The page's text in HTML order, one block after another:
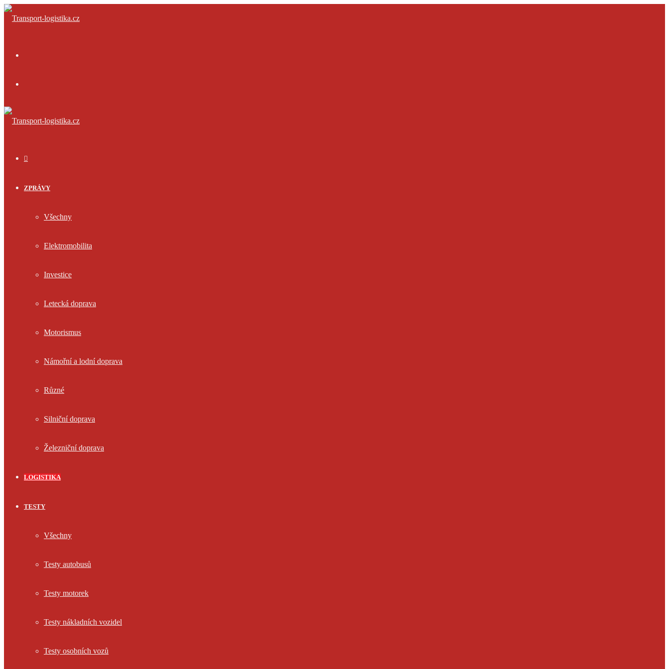
ZPRÁVY
Všechny
Elektromobilita
Investice
Letecká doprava
Motorismus
Námořní a lodní doprava
Různé
Silniční doprava
Železniční doprava
LOGISTIKA
TESTY
Všechny
Testy autobusů
Testy motorek
Testy nákladních vozidel
Testy osobních vozů